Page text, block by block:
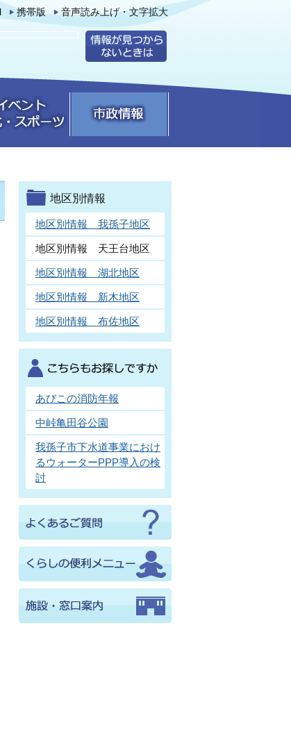
携帯版 音声読み上げ・文字拡大
地区別情報
地区別情報 我孫子地区
地区別情報 天王台地区
地区別情報 湖北地区
地区別情報 新木地区
地区別情報 布佐地区
あびこの消防年報
中峠亀田谷公園
我孫子市下水道事業におけ
るウォーターPPP導入の検
討